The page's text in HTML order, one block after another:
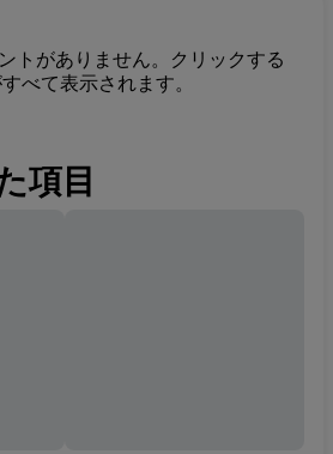
トがありません。クリックする
べて表示されます。
項目